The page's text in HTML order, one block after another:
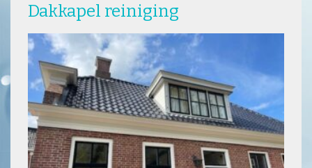
Dakkapel reiniging